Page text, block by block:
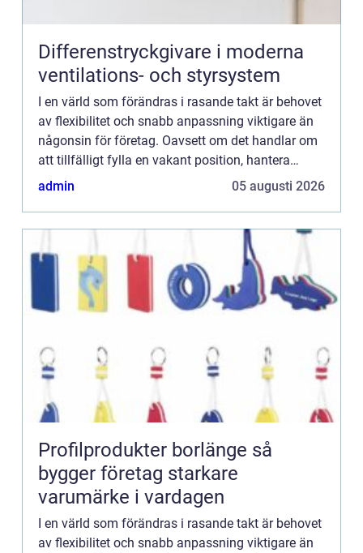
Differenstryckgivare i moderna
ventilations- och styrsystem
I en värld som förändras i rasande takt är behovet
av flexibilitet och snabb anpassning viktigare än
någonsin för företag. Oavsett om det handlar om
att tillfälligt fylla en vakant position, hantera
h&oum...
admin 05 augusti 2026
Profilprodukter borlänge så
bygger företag starkare
varumärke i vardagen
I en värld som förändras i rasande takt är behovet
av flexibilitet och snabb anpassning viktigare än